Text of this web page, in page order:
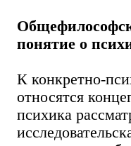
понятие о
К конкретно-
относятся
психика